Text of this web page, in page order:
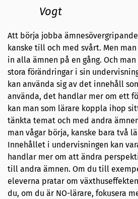
Vogt
Att börja jobba
kanske till och med svårt. Men
in alla ämnen på en gång. Och
stora förändringar i sin
kan använda sig av det innehåll
använda, det handlar mer om ett
kan man som lärare koppla ihop
tänkta temat och med andra
man vågar börja, kanske bara två
Innehållet i undervisningen kan
handlar mer om att ändra
till andra ämnen. Om du till
eleverna pratar om
du, om du är NO-lärare, fokusera